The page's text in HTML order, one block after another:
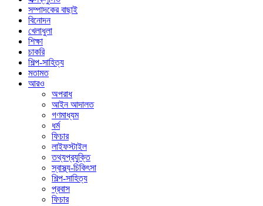
সম্পাদকের বাছাই
বিনোদন
খেলাধুলা
শিক্ষা
চাকরি
শিল্প-সাহিত্য
মতামত
আরও
অপরাধ
আইন আদালত
গণমাধ্যম
ধর্ম
ফিচার
লাইফস্টাইল
তথ্যপ্রযুক্তি
স্বাস্থ্য-চিকিৎসা
শিল্প-সাহিত্য
প্রবাস
ফিচার